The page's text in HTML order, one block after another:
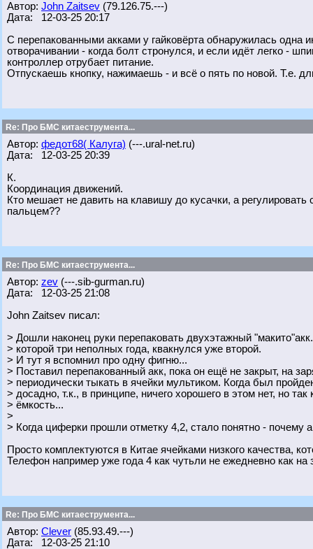
Автор: John Zaitsev (79.126.75.---)
Дата: 12-03-25 20:17
С перепакованными акками у гайковёрта обнаружилась одна
отворачивании - когда болт стронулся, и если идёт легко -
контроллер отрубает питание.
Отпускаешь кнопку, нажимаешь - и всё о пять по новой. Т.е.
Re: Про БМС китаеструмента...
Автор: федот68( Калуга) (---.ural-net.ru)
Дата: 12-03-25 20:39
К.
Координация движений.
Кто мешает не давить на клавишу до кусачки, а
пальцем??
Re: Про БМС китаеструмента...
Автор: zev (---.sib-gurman.ru)
Дата: 12-03-25 21:08
John Zaitsev писал:
> Дошли наконец руки перепаковать двухэтажный
> которой три неполных года, квакнулся уже второй.
> И тут я вспомнил про одну фигню...
> Поставил перепакованный акк, пока он ещё не закрыт, на
> периодически тыкать в ячейки мультиком. Когда был
> досадно, т.к., в принципе, ничего хорошего в этом нет, но так
> ёмкость...
>
> Когда циферки прошли отметку 4,2, стало понятно - почему
Просто комплектуются в Китае ячейками низкого качества,
Телефон например уже года 4 как чутьли не ежедневно как
Re: Про БМС китаеструмента...
Автор: Clever (85.93.49.---)
Дата: 12-03-25 21:10